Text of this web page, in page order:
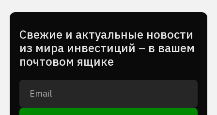
Cвежие и актуальные новости
из мира инвестиций – в вашем
почтовом ящике